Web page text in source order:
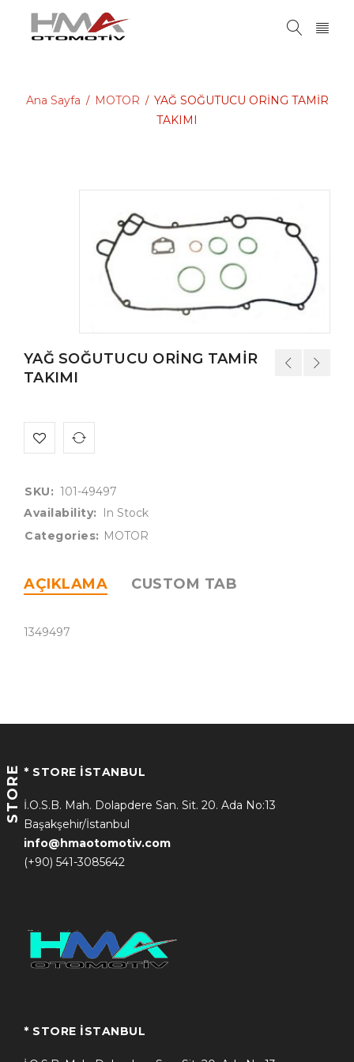
Ana Sayfa / MOTOR / YAĞ SOĞUTUCU ORİNG TAMİR
TAKIMI
YAĞ SOĞUTUCU ORİNG TAMİR
TAKIMI
SKU: 101-49497
Availability:
In Stock
Categories: MOTOR
AÇIKLAMA CUSTOM TAB
1349497
STORE * STORE İSTANBUL
İ.O.S.B. Mah. Dolapdere San. Sit. 20. Ada No:13
Başakşehir/İstanbul
info@hmaotomotiv.com
(+90) 541-3085642
* STORE İSTANBUL